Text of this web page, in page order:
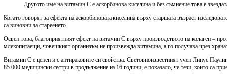
Другото име на витамин С е аскорбинова киселина и без съмнение това е
Когато говорят за ефекта на аскорбиновата киселина върху старшата възраст
са виновни за стареенето.
Освен това, благоприятният ефект на витамин С върху производството на колаген –
млекопитаещи, човешкият организъм не произвежда витамина, а го получава чрез
Витамин С е ценен и с антираковите си свойства. Световноизвестният учен Линус
85 000 медицински сестри в продължение на 16 години, е показало, че тези, които са